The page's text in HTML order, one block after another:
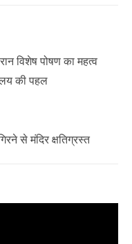
विशेष पोषण का महत्व
की पहल
से मंदिर क्षतिग्रस्त